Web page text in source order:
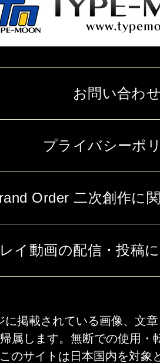
お問い合わ
プライバシーポ
Order 二次創作に
イ動画の配信・投稿
に掲載されている画像、文
属します。無断での使用・
このサイトは日本国内を対象